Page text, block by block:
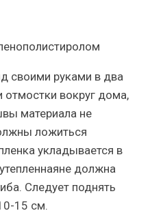
своими руками в два
отмостки вокруг дома,
материала не
ложиться
укладывается в
должна
Следует поднять
15 см.